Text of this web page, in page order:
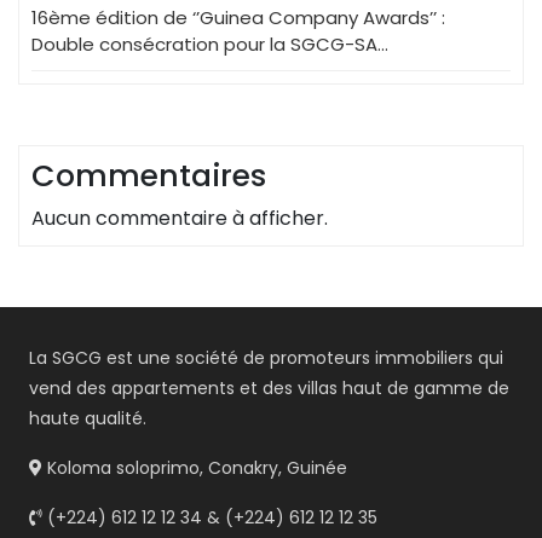
16ème édition de ‘’Guinea Company Awards’’ :
Double consécration pour la SGCG-SA…
Commentaires
Aucun commentaire à afficher.
La SGCG est une société de promoteurs immobiliers qui
vend des appartements et des villas haut de gamme de
haute qualité.
Koloma soloprimo, Conakry, Guinée
(+224) 612 12 12 34 & (+224) 612 12 12 35